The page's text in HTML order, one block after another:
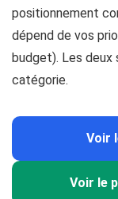
positionnement
dépend de vos
budget). Les deux
catégorie.
Voir
Voir le